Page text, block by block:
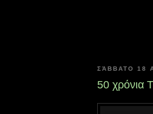
ΣΆΒΒΑΤΟ 18
50 χρόνια